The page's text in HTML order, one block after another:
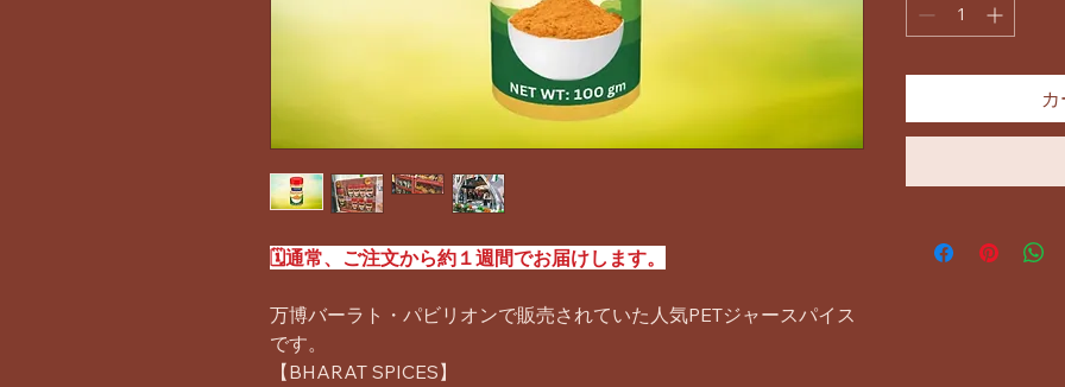
🗓️通常、ご注文から約１週間でお届けします。
万博バーラト・パビリオンで販売されていた人気PETジャースパイス
です。
【BHARAT SPICES】